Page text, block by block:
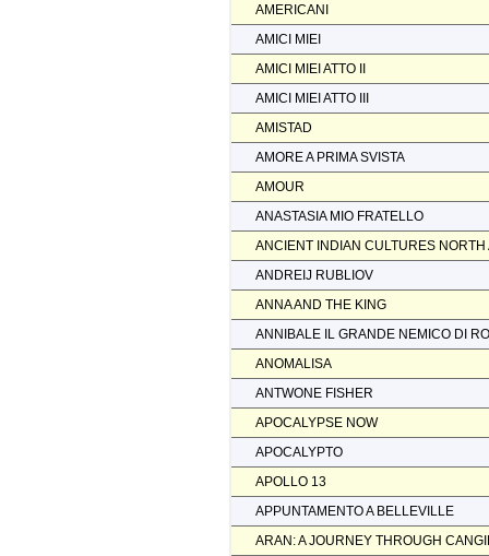
AMERICANI
AMICI MIEI
AMICI MIEI ATTO II
AMICI MIEI ATTO III
AMISTAD
AMORE A PRIMA SVISTA
AMOUR
ANASTASIA MIO FRATELLO
ANCIENT INDIAN CULTURES NORTH
ANDREIJ RUBLIOV
ANNA AND THE KING
ANNIBALE IL GRANDE NEMICO DI
ANOMALISA
ANTWONE FISHER
APOCALYPSE NOW
APOCALYPTO
APOLLO 13
APPUNTAMENTO A BELLEVILLE
ARAN: A JOURNEY THROUGH